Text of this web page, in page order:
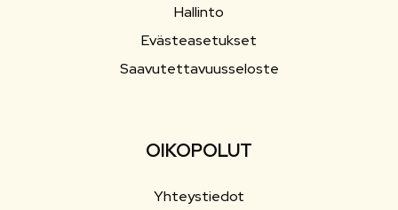
Hallinto
Evästeasetukset
Saavutettavuusseloste
OIKOPOLUT
Yhteystiedot